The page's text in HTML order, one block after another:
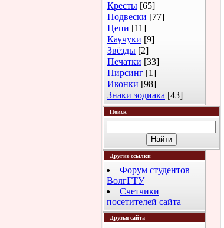
Кресты [65]
Подвески [77]
Цепи [11]
Каучуки [9]
Звёзды [2]
Печатки [33]
Пирсинг [1]
Иконки [98]
Знаки зодиака [43]
Поиск
Другие ссылки
Форум студентов
ВолгГТУ
Счетчики
посетителей сайта
Друзья сайта